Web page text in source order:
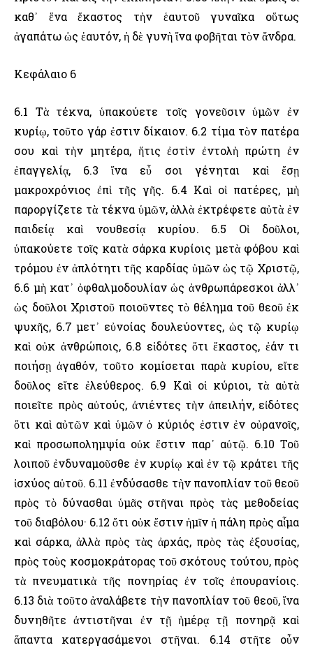
καθ᾽ ἕνα ἕκαστος τὴν ἑαυτοῦ γυναῖκα οὕτως
ἀγαπάτω ὡς ἑαυτόν, ἡ δὲ γυνὴ ἵνα φοβῆται τὸν ἄνδρα.
Κεφάλαιο 6
6.1 Τὰ τέκνα, ὑπακούετε τοῖς γονεῦσιν ὑμῶν ἐν
κυρίῳ, τοῦτο γάρ ἐστιν δίκαιον. 6.2 τίμα τὸν πατέρα
σου καὶ τὴν μητέρα, ἥτις ἐστὶν ἐντολὴ πρώτη ἐν
ἐπαγγελίᾳ, 6.3 ἵνα εὖ σοι γένηται καὶ ἔσῃ
μακροχρόνιος ἐπὶ τῆς γῆς. 6.4 Καὶ οἱ πατέρες, μὴ
παροργίζετε τὰ τέκνα ὑμῶν, ἀλλὰ ἐκτρέφετε αὐτὰ ἐν
παιδείᾳ καὶ νουθεσίᾳ κυρίου. 6.5 Οἱ δοῦλοι,
ὑπακούετε τοῖς κατὰ σάρκα κυρίοις μετὰ φόβου καὶ
τρόμου ἐν ἁπλότητι τῆς καρδίας ὑμῶν ὡς τῷ Χριστῷ,
6.6 μὴ κατ᾽ ὀφθαλμοδουλίαν ὡς ἀνθρωπάρεσκοι ἀλλ᾽
ὡς δοῦλοι Χριστοῦ ποιοῦντες τὸ θέλημα τοῦ θεοῦ ἐκ
ψυχῆς, 6.7 μετ᾽ εὐνοίας δουλεύοντες, ὡς τῷ κυρίῳ
καὶ οὐκ ἀνθρώποις, 6.8 εἰδότες ὅτι ἕκαστος, ἐάν τι
ποιήσῃ ἀγαθόν, τοῦτο κομίσεται παρὰ κυρίου, εἴτε
δοῦλος εἴτε ἐλεύθερος. 6.9 Καὶ οἱ κύριοι, τὰ αὐτὰ
ποιεῖτε πρὸς αὐτούς, ἀνιέντες τὴν ἀπειλήν, εἰδότες
ὅτι καὶ αὐτῶν καὶ ὑμῶν ὁ κύριός ἐστιν ἐν οὐρανοῖς,
καὶ προσωπολημψία οὐκ ἔστιν παρ᾽ αὐτῷ. 6.10 Τοῦ
λοιποῦ ἐνδυναμοῦσθε ἐν κυρίῳ καὶ ἐν τῷ κράτει τῆς
ἰσχύος αὐτοῦ. 6.11 ἐνδύσασθε τὴν πανοπλίαν τοῦ θεοῦ
πρὸς τὸ δύνασθαι ὑμᾶς στῆναι πρὸς τὰς μεθοδείας
τοῦ διαβόλου· 6.12 ὅτι οὐκ ἔστιν ἡμῖν ἡ πάλη πρὸς αἷμα
καὶ σάρκα, ἀλλὰ πρὸς τὰς ἀρχάς, πρὸς τὰς ἐξουσίας,
πρὸς τοὺς κοσμοκράτορας τοῦ σκότους τούτου, πρὸς
τὰ πνευματικὰ τῆς πονηρίας ἐν τοῖς ἐπουρανίοις.
6.13 διὰ τοῦτο ἀναλάβετε τὴν πανοπλίαν τοῦ θεοῦ, ἵνα
δυνηθῆτε ἀντιστῆναι ἐν τῇ ἡμέρᾳ τῇ πονηρᾷ καὶ
ἅπαντα κατεργασάμενοι στῆναι. 6.14 στῆτε οὖν